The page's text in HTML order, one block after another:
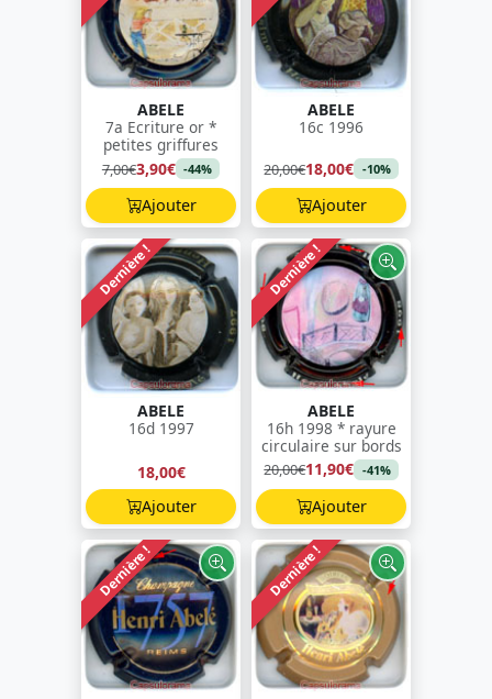
ABELE
7a Ecriture or *
petites griffures
7,00€3,90€ -44%
Ajouter
ABELE
16c 1996
20,00€18,00€ -10%
Ajouter
Dernière !
ABELE
16d 1997
18,00€
Ajouter
Dernière !
ABELE
16h 1998 * rayure
circulaire sur bords
20,00€11,90€ -41%
Ajouter
Dernière ! Dernière !